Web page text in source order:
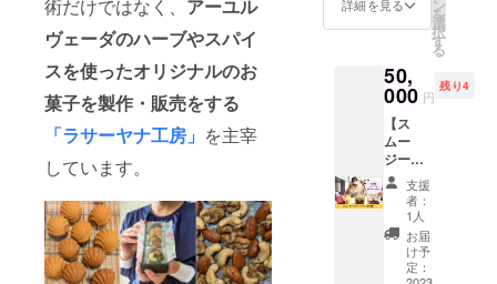
術だけではなく、 アーユル
ヴェーダのハーブやスパイ
スを使ったオリジナルのお
菓子を製作・販売をする
「ラサーヤナ工房」 を主宰
しています。
ンター
にてお
くださ
い。 ※
会場ま
での交
通費は
各自ご
負担く
ださ
い。 黒
門カル
チャー
ファク
トリー
さい。
※有効期
3月～
2024年
2月まで
です。
て／季
節に合
方／オ
イル
マッ
サージ
のやり
方／パ
ンチャ
カルマ
体験談
など。
・交通
費別途
で！）
あなた
日の気
分に合
わせて
スムー
ジーを
お作り
します
権×5杯
分で
す。 季
節・日
によっ
詳細を見る ン
を
選
択
す
る
50,
000 円
残り4
【ス
ムー
ジーフ
リーパ
ス（6か
月）】
カラダ
いたわ
り堂
支援
者：
1人
お届
け予
定：